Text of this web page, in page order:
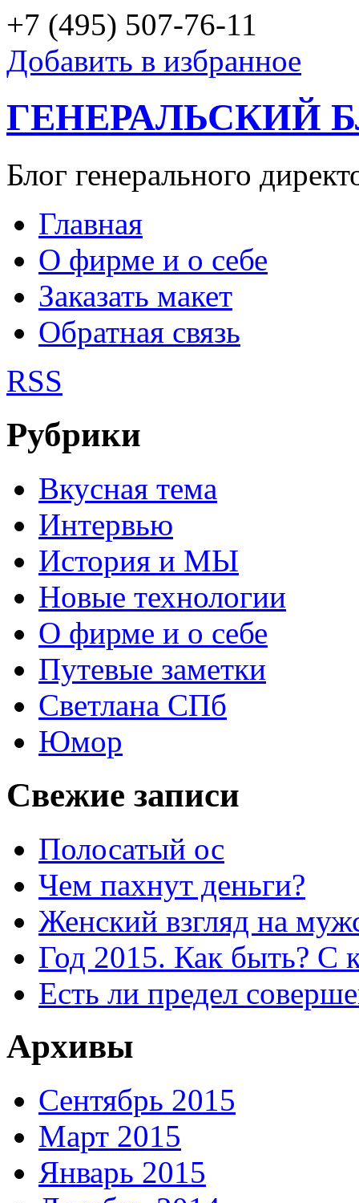
+7 (495) 507-76-11
Добавить в избранное
ГЕНЕРАЛЬСКИЙ
Блог генерального
Главная
О фирме и о себе
Заказать макет
Обратная связь
RSS
Рубрики
Вкусная тема
Интервью
История и МЫ
Новые технологии
О фирме и о себе
Путевые заметки
Светлана СПб
Юмор
Свежие записи
Полосатый ос
Чем пахнут деньги?
Женский взгляд на
Год 2015. Как быть? С
Есть ли предел
Архивы
Сентябрь 2015
Март 2015
Январь 2015